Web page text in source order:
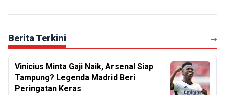
Berita Terkini
Vinicius Minta Gaji Naik, Arsenal Siap
Tampung? Legenda Madrid Beri
Peringatan Keras